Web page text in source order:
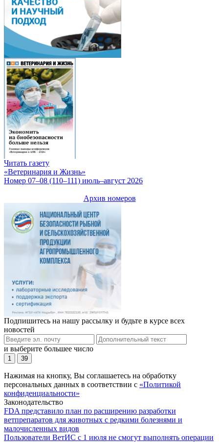
Читать газету
«Ветеринария и Жизнь»
Номер 07–08 (110–111) июль–август 2026
Архив номеров
Подпишитесь на нашу рассылку и будьте в курсе всех
новостей
и выберите большее число
1 39
Нажимая на кнопку, Вы соглашаетесь на обработку
персональных данных в соответствии с «Политикой
конфиденциальности»
Законодательство
FDA представило план по расширению разработки
ветпрепаратов для животных с редкими болезнями и
малочисленных видов
Пользователи ВетИС с 1 июля не смогут выполнять операции